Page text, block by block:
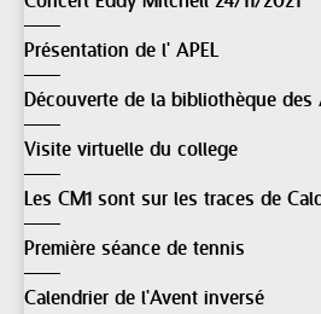
Présentation de l' APEL
Découverte de la bibliothèque des
Visite virtuelle du college
Les CM1 sont sur les traces de
Première séance de tennis
Calendrier de l'Avent inversé